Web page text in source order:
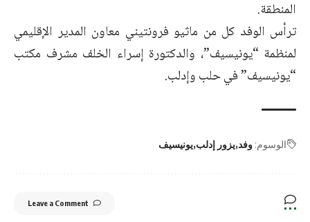
المنطقة.
ترأس الوفد كل من ماثيو فرونتيني معاون المدير الإقليمي
لمنظمة “يونيسيف”، والدكتورة إسراء الخلف مشرف مكتب
“يونيسيف” في حلب وإدلب.
الوسوم: وفد يزور إدلب يونيسيف
Leave a Comment